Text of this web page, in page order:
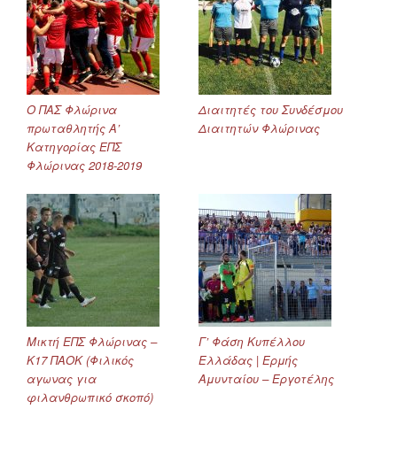
Ο ΠΑΣ Φλώρινα
πρωταθλητής Α’
Κατηγορίας ΕΠΣ
Φλώρινας 2018-2019
Διαιτητές του Συνδέσμου
Διαιτητών Φλώρινας
Μικτή ΕΠΣ Φλώρινας –
Κ17 ΠΑΟΚ (Φιλικός
αγωνας για
φιλανθρωπικό σκοπό)
Γ’ Φάση Κυπέλλου
Ελλάδας | Ερμής
Αμυνταίου – Εργοτέλης